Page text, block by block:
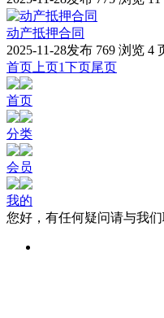
动产抵押合同
2025-11-28发布 769 浏览 4
首页 上页1下页尾页
首页
分类
会员
我的
您好，有任何疑问请与我们